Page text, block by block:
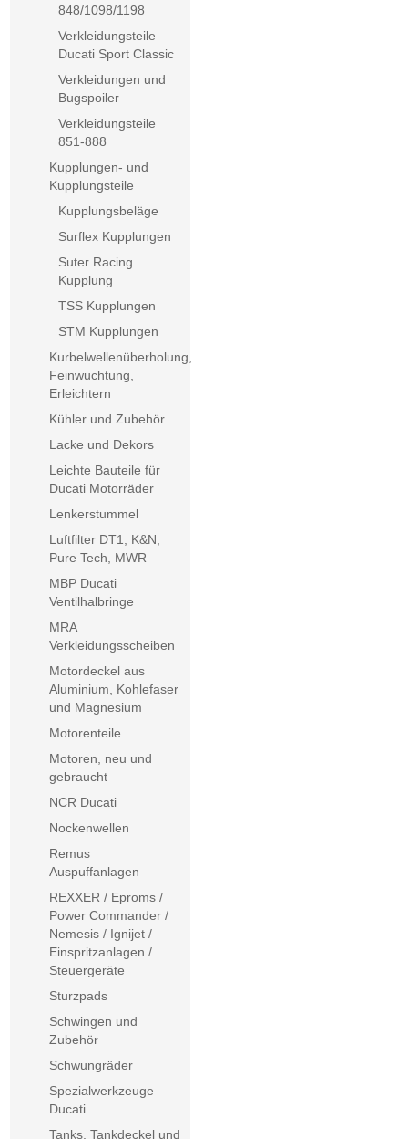
848/1098/1198
Verkleidungsteile
Ducati Sport Classic
Verkleidungen und
Bugspoiler
Verkleidungsteile
851-888
Kupplungen- und
Kupplungsteile
Kupplungsbeläge
Surflex Kupplungen
Suter Racing
Kupplung
TSS Kupplungen
STM Kupplungen
Kurbelwellenüberholung,
Feinwuchtung,
Erleichtern
Kühler und Zubehör
Lacke und Dekors
Leichte Bauteile für
Ducati Motorräder
Lenkerstummel
Luftfilter DT1, K&N,
Pure Tech, MWR
MBP Ducati
Ventilhalbringe
MRA
Verkleidungsscheiben
Motordeckel aus
Aluminium, Kohlefaser
und Magnesium
Motorenteile
Motoren, neu und
gebraucht
NCR Ducati
Nockenwellen
Remus
Auspuffanlagen
REXXER / Eproms /
Power Commander /
Nemesis / Ignijet /
Einspritzanlagen /
Steuergeräte
Sturzpads
Schwingen und
Zubehör
Schwungräder
Spezialwerkzeuge
Ducati
Tanks, Tankdeckel und